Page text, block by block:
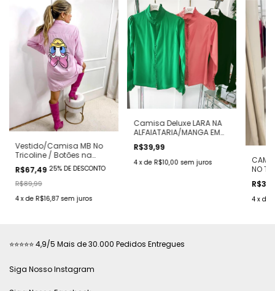
Vestido/Camisa MB No
Tricoline / Botões na
frente ( LISTRADA
Branco/Rosa Margarida)
R$67,49 25% DE DESCONTO
R$89,99
4 xde R$16,87 sem juros
Camisa Deluxe LARA NA
ALFAIATARIA/MANGA EM
GUIPIR NO PUNHO(
ESCOLHA SEU TAMANHO E
SUA COR)
R$39,99
4 xde R$10,00 sem juros
NO
SUA
4 x de
⭐⭐⭐⭐⭐ 4,9/5 Mais de 30.000 Pedidos Entregues
Siga Nosso Instagram